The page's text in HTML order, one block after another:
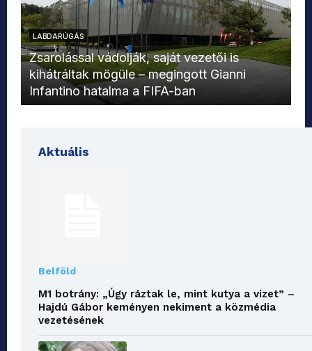
LABDARÚGÁS
Zsarolással vádolják, saját vezetői is
kihátráltak mögüle – megingott Gianni
Infantino hatalma a FIFA-ban
Aktuális
Belföld
M1 botrány: „Úgy ráztak le, mint kutya a vizet” –
Hajdú Gábor keményen nekiment a közmédia
vezetésének